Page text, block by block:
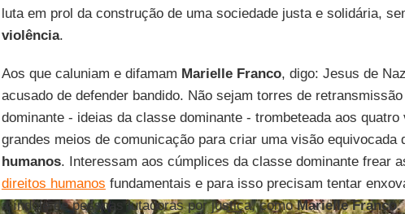
luta em prol da construção de uma sociedade justa e solidária,
violência.
Aos que caluniam e difamam Marielle Franco, digo: Jesus de
acusado de defender bandido. Não sejam torres de
dominante - ideias da classe dominante - trombeteada aos quatro
grandes meios de comunicação para criar uma visão equivocada
humanos. Interessam aos cúmplices da classe dominante frear
direitos humanos fundamentais e para isso precisam tentar
a índole de pessoas lutadoras por justiça, comoMarielle Franco.